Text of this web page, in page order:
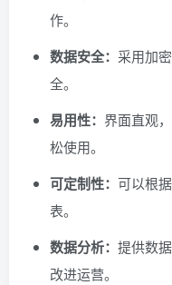
作。
数据安全： 采用加
全。
易用性： 界面直观
松使用。
可定制性： 可以根
表。
数据分析： 提供数
改进运营。